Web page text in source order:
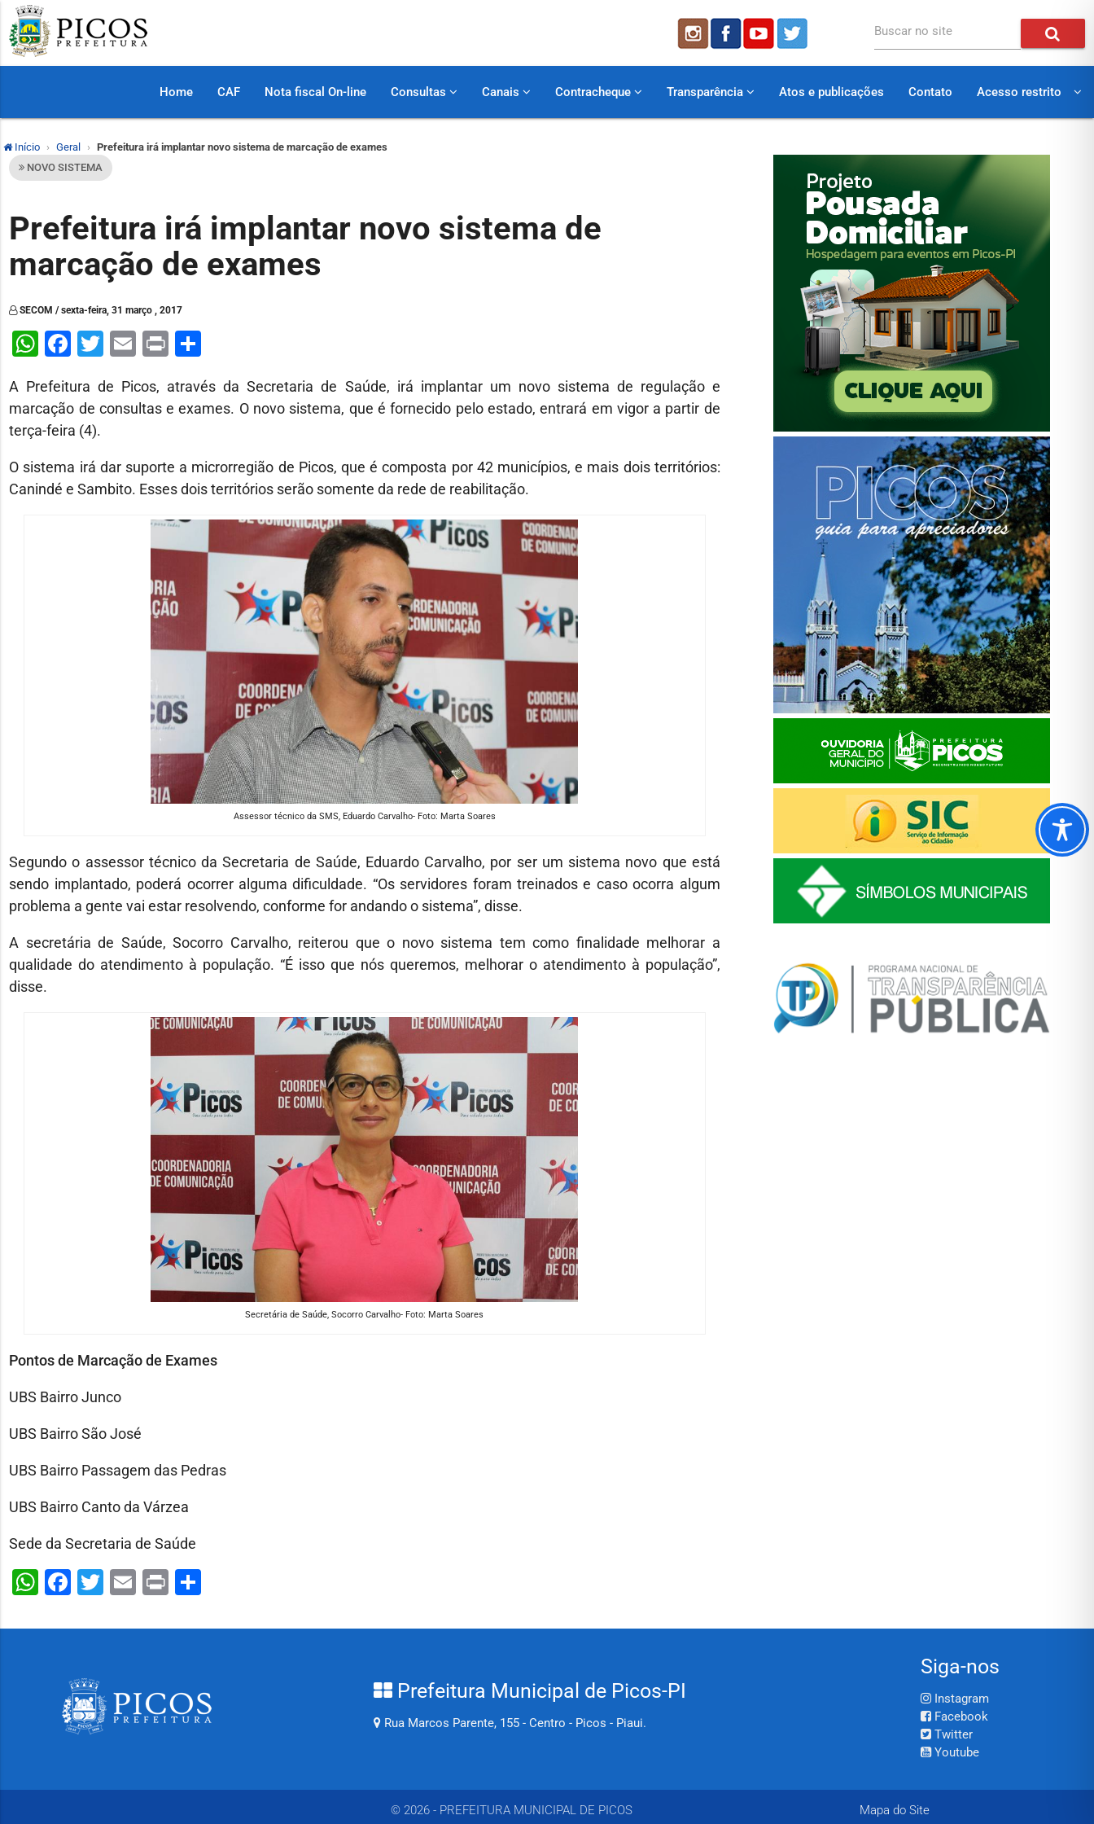
Buscar no site
Home CAF Nota fiscal On-line Consultas Canais Contracheque Transparência Atos e publicações Contato Acesso restrito
Início Geral
Prefeitura irá implantar novo sistema de marcação de exames
NOVO SISTEMA
Prefeitura irá implantar novo sistema de
marcação de exames
SECOM / sexta-feira, 31 março , 2017
WhatsApp
Facebook
Twitter
Email
Print
A Prefeitura de Picos, através da Secretaria de Saúde, irá implantar um novo sistema de regulação e
marcação de consultas e exames. O novo sistema, que é fornecido pelo estado, entrará em vigor a partir de
terça-feira (4).
O sistema irá dar suporte a microrregião de Picos, que é composta por 42 municípios, e mais dois territórios:
Canindé e Sambito. Esses dois territórios serão somente da rede de reabilitação.
Assessor técnico da SMS, Eduardo Carvalho- Foto: Marta Soares
Segundo o assessor técnico da Secretaria de Saúde, Eduardo Carvalho, por ser um sistema novo que está
sendo implantado, poderá ocorrer alguma dificuldade. “Os servidores foram treinados e caso ocorra algum
problema a gente vai estar resolvendo, conforme for andando o sistema”, disse.
A secretária de Saúde, Socorro Carvalho, reiterou que o novo sistema tem como finalidade melhorar a
qualidade do atendimento à população. “É isso que nós queremos, melhorar o atendimento à população”,
disse.
Secretária de Saúde, Socorro Carvalho- Foto: Marta Soares
Pontos de Marcação de Exames
UBS Bairro Junco
UBS Bairro São José
UBS Bairro Passagem das Pedras
UBS Bairro Canto da Várzea
Sede da Secretaria de Saúde
WhatsApp
Facebook
Twitter
Email
Print
Prefeitura Municipal de Picos-PI
Rua Marcos Parente, 155 - Centro - Picos - Piaui.
Siga-nos
Instagram
Facebook
Twitter
Youtube
© 2026 - PREFEITURA MUNICIPAL DE PICOS Mapa do Site